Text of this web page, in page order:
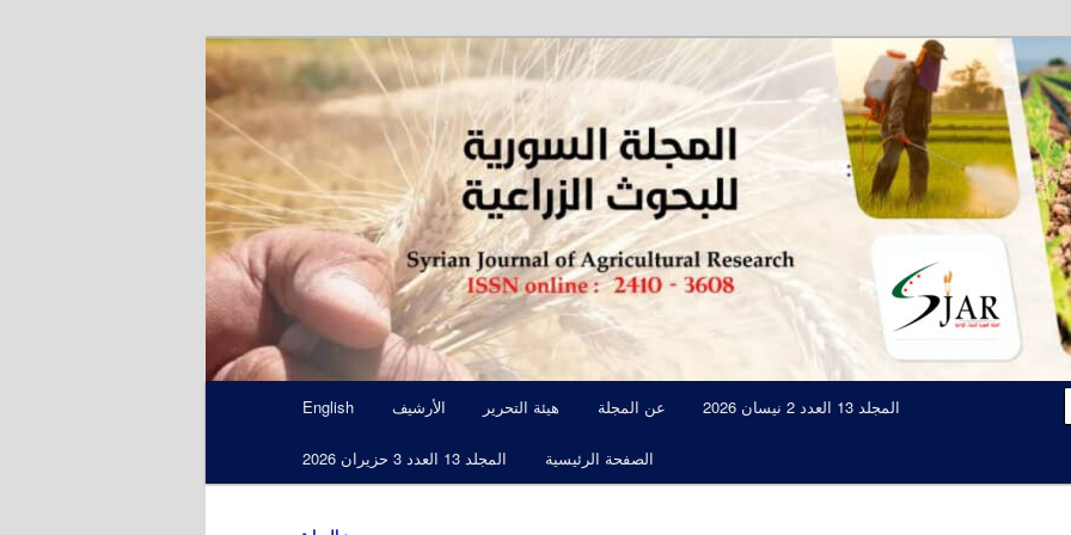
المجلة السورية للبحوث الزراعية SJAR
مجلة علمية محكمة تصدرها الهيئة العامة للبحوث العلمية الزراعية
English الأرشيف هيئة التحرير عن المجلة المجلد 13 العدد 2 نيسان 2026
المجلد 13 العدد 3 حزيران 2026 الصفحة الرئيسية